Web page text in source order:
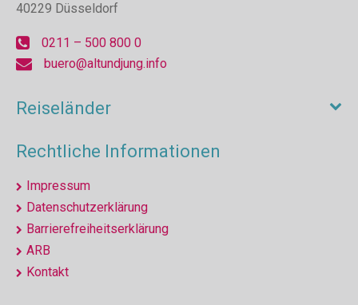
40229 Düsseldorf
0211 – 500 800 0
buero@altundjung.info
Reiseländer
Rechtliche Informationen
Impressum
Datenschutzerklärung
Barrierefreiheitserklärung
ARB
Kontakt